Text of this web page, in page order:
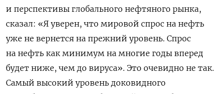
и перспективы глобального нефтяного рынка,
сказал: «Я уверен, что мировой спрос на нефть
уже не вернется на прежний уровень. Спрос
на нефть как минимум на многие годы вперед
будет ниже, чем до вируса». Это очевидно не так.
Самый высокий уровень доковидного